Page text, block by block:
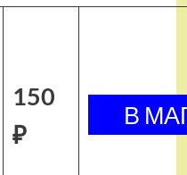
150
₽